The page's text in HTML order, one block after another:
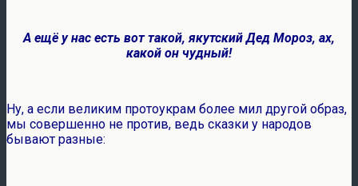
А ещё у нас есть вот такой, якутский Дед Мороз, ах,
какой он чудный!
Ну, а если великим протоукрам более мил другой образ,
мы совершенно не против, ведь сказки у народов
бывают разные: